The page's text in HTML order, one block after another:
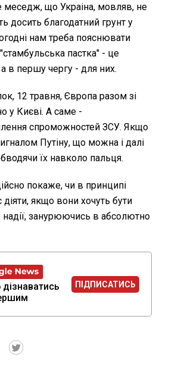
меседж, що Украіна, мовляв, не
досить благодатний грунт у
нам треба пояснювати
пастка" - це
в першу чергу - для них.
12 травня, Європа разом зі
у Києві. А саме -
спроможностей ЗСУ. Якщо
Путіну, що можна і далі
їх навколо пальця.
покаже, чи в принципі
якщо вони хочуть бути
надії, занурюючись в абсолютно
ПІДПИСАТИСЬ